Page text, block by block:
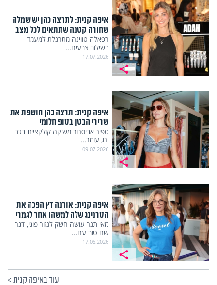
איפה קנית: לתרצה כהן יש שמלה
שחורה קטנה שתתאים לכל מצב
רפאלה טווינה מתרגלת למעמד
בשילוב צבעים...
17.07.2026
איפה קנית: תרצה כהן חושפת את
שרירי הבטן בטופ חלומי
ספיר אביסרור משיקה קולקציית בגדי
ים, עומר...
09.07.2026
איפה קנית: אורנה דץ הפכה את
הטרנינג שלה למשהו אחר לגמרי
מאי תגר עושה חשק לגזור פוני, דנה
שם טוב עם...
17.06.2026
עוד באיפה קנית>